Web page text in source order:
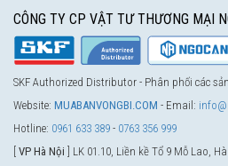
CÔNG TY CP VẬT TƯ THƯƠNG MẠI
SKF Authorized Distributor - Phân phối các
Website: MUABANVONGBI.COM - Email:
Hotline: 0961 633 389 - 0763 356 999
VP Hà Nội ] LK 01.10, Liền kề Tổ 9 Mỗ Lao,